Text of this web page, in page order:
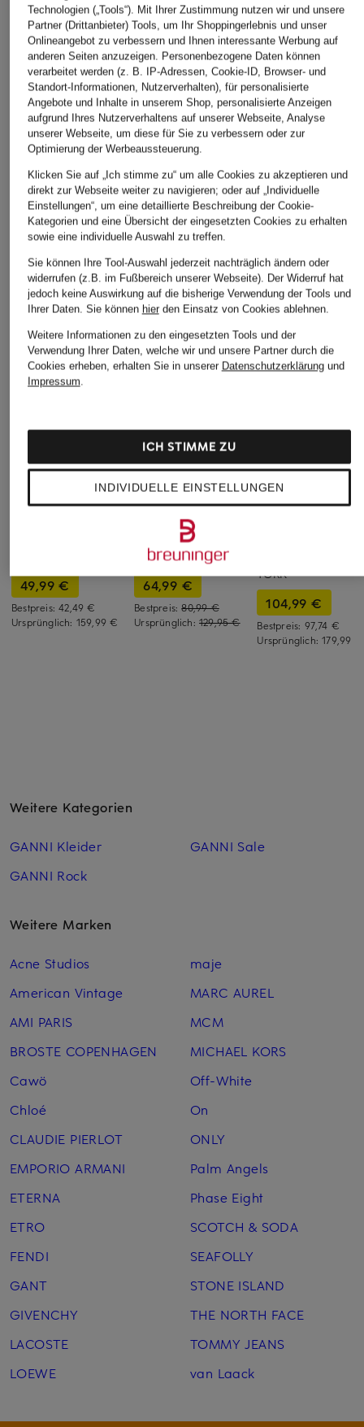
+Aktionsrabatt
49,99 €
Bestpreis:42,49 €
Ursprünglich: 159,99 €
+Aktionsrabatt
Marc O'Polo
Hose
64,99 €
Bestpreis:80,99 €
Ursprünglich: 129,95 €
+Aktionsrabatt
YORK
104,99 €
Bestpreis: 97,74 €
Ursprünglich:179,99 €
Weitere Kategorien
GANNI Kleider
GANNI Rock
GANNI Sale
Weitere Marken
Acne Studios
American Vintage
AMI PARIS
BROSTE COPENHAGEN
Cawö
Chloé
CLAUDIE PIERLOT
EMPORIO ARMANI
ETERNA
ETRO
FENDI
GANT
GIVENCHY
LACOSTE
LOEWE
maje
MARC AUREL
MCM
MICHAEL KORS
Off-White
On
ONLY
Palm Angels
Phase Eight
SCOTCH & SODA
SEAFOLLY
STONE ISLAND
THE NORTH FACE
TOMMY JEANS
van Laack
Technologien („Tools“). Mit Ihrer Zustimmung nutzen wir und unsere
Partner (Drittanbieter) Tools, um Ihr Shoppingerlebnis und unser
Onlineangebot zu verbessern und Ihnen interessante Werbung auf
anderen Seiten anzuzeigen. Personenbezogene Daten können
verarbeitet werden (z. B. IP-Adressen, Cookie-ID, Browser- und
Standort-Informationen, Nutzerverhalten), für personalisierte
Angebote und Inhalte in unserem Shop, personalisierte Anzeigen
aufgrund Ihres Nutzerverhaltens auf unserer Webseite, Analyse
unserer Webseite, um diese für Sie zu verbessern oder zur
Optimierung der Werbeaussteuerung.
Klicken Sie auf „Ich stimme zu“ um alle Cookies zu akzeptieren und
direkt zur Webseite weiter zu navigieren; oder auf „Individuelle
Einstellungen“, um eine detaillierte Beschreibung der Cookie-
Kategorien und eine Übersicht der eingesetzten Cookies zu erhalten
sowie eine individuelle Auswahl zu treffen.
Sie können Ihre Tool-Auswahl jederzeit nachträglich ändern oder
widerrufen (z.B. im Fußbereich unserer Webseite). Der Widerruf hat
jedoch keine Auswirkung auf die bisherige Verwendung der Tools und
Ihrer Daten. Sie können hierden Einsatz von Cookies ablehnen.
Weitere Informationen zu den eingesetzten Tools und der
Verwendung Ihrer Daten, welche wir und unsere Partner durch die
Cookies erheben, erhalten Sie in unserer Datenschutzerklärungund
Impressum.
INDIVIDUELLE EINSTELLUNGEN
ICH STIMME ZU